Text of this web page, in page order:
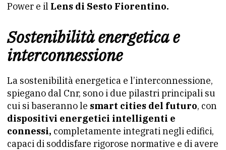
Power e il Lens di Sesto Fiorentino.
Sostenibilità energetica e
interconnessione
La sostenibilità energetica e l’interconnessione,
spiegano dal Cnr, sono i due pilastri principali su
cui si baseranno le smart cities del futuro, con
dispositivi energetici intelligenti e
connessi, completamente integrati negli edifici,
capaci di soddisfare rigorose normative e di avere